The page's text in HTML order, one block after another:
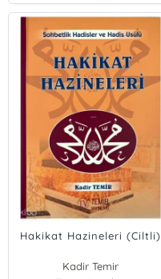
Hakikat Hazineleri (Ciltli)
Kadir Temir